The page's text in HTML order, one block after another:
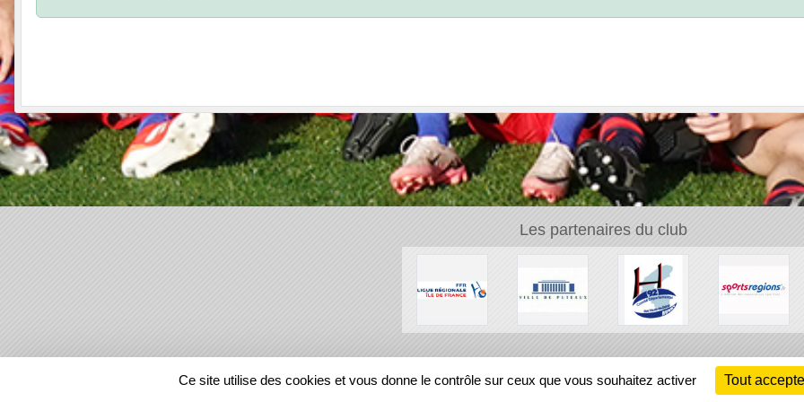
Les partenaires du club
REGIONS
Ce site utilise des cookies et vous donne le contrôle sur ceux que vous souhaitez activer Tout